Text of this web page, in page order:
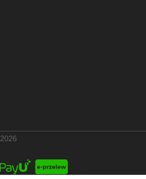
2026